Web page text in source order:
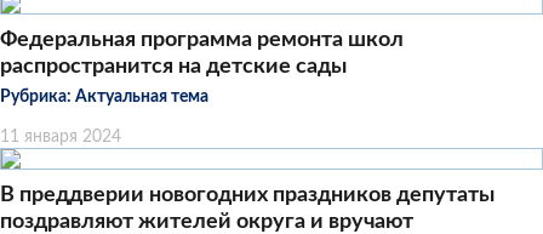
Федеральная программа ремонта школ
распространится на детские сады
Рубрика: Актуальная тема
11 января 2024
В преддверии новогодних праздников депутаты
поздравляют жителей округа и вручают